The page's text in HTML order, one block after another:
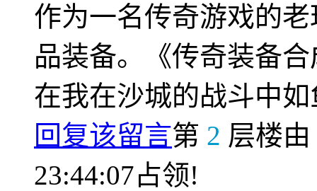
作为一名传奇游戏的
品装备。《传奇装备
在我在沙城的战斗中
回复该留言第 2 层楼由
23:44:07占领!